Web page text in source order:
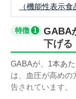
（機能性表示
特徴
GABA
下げる
GABAが、1本あ
は、血圧が高めの
告されています。